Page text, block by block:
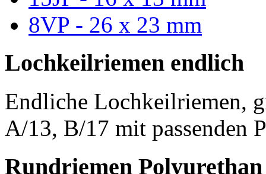
8VP - 26 x 23 mm
Lochkeilriemen endlich
Endliche Lochkeilriemen,
A/13, B/17 mit passenden
Rundriemen Polyurethan